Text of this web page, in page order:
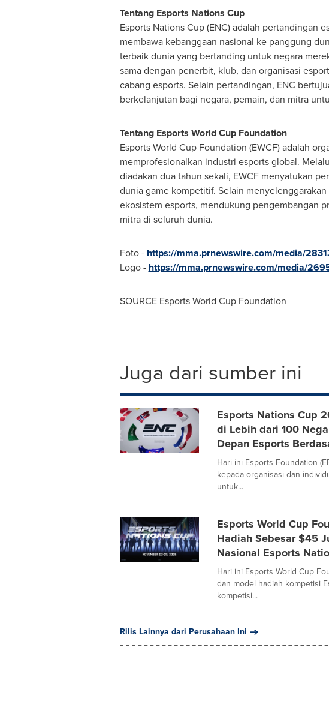
Tentang Esports Nations Cup
Esports Nations Cup (ENC) adalah pertandingan
membawa kebanggaan nasional ke panggung
terbaik dunia yang bertanding untuk negara
sama dengan penerbit, klub, dan organisasi
cabang esports. Selain pertandingan, ENC
berkelanjutan bagi negara, pemain, dan mitra
Tentang Esports World Cup Foundation
Esports World Cup Foundation (EWCF) adalah
memprofesionalkan industri esports global.
diadakan dua tahun sekali, EWCF menyatukan
dunia game kompetitif. Selain
ekosistem esports, mendukung pengembangan
mitra di seluruh dunia.
Foto - https://mma.prnewswire.com/media/
Logo - https://mma.prnewswire.com/media/
SOURCE Esports World Cup Foundation
Juga dari sumber ini
Esports Nations Cup
di Lebih dari 100
Depan Esports
Hari ini Esports Foundation
kepada organisasi dan
untuk...
Esports World Cup
Hadiah Sebesar $45
Nasional Esports
Hari ini Esports World Cup
dan model hadiah kompetisi
kompetisi...
Rilis Lainnya dari Perusahaan Ini